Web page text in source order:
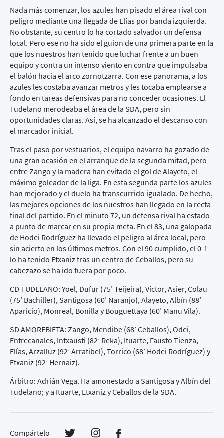
Nada más comenzar, los azules han pisado el área rival con
peligro mediante una llegada de Elías por banda izquierda.
No obstante, su centro lo ha cortado salvador un defensa
local. Pero ese no ha sido el guion de una primera parte en la
que los nuestros han tenido que luchar frente a un buen
equipo y contra un intenso viento en contra que impulsaba
el balón hacia el arco zornotzarra. Con ese panorama, a los
azules les costaba avanzar metros y les tocaba emplearse a
fondo en tareas defensivas para no conceder ocasiones. El
Tudelano merodeaba el área de la SDA, pero sin
oportunidades claras. Así, se ha alcanzado el descanso con
el marcador inicial.
Tras el paso por vestuarios, el equipo navarro ha gozado de
una gran ocasión en el arranque de la segunda mitad, pero
entre Zango y la madera han evitado el gol de Alayeto, el
máximo goleador de la liga. En esta segunda parte los azules
han mejorado y el duelo ha transcurrido igualado. De hecho,
las mejores opciones de los nuestros han llegado en la recta
final del partido. En el minuto 72, un defensa rival ha estado
a punto de marcar en su propia meta. En el 83, una galopada
de Hodei Rodríguez ha llevado el peligro al área local, pero
sin acierto en los últimos metros. Con el 90 cumplido, el 0-1
lo ha tenido Etxaniz tras un centro de Ceballos, pero su
cabezazo se ha ido fuera por poco.
CD TUDELANO: Yoel, Dufur (75’ Teijeira), Víctor, Asier, Colau
(75’ Bachiller), Santigosa (60’ Naranjo), Alayeto, Albín (88’
Aparicio), Monreal, Bonilla y Bouguettaya (60’ Manu Vila).
SD AMOREBIETA: Zango, Mendibe (68’ Ceballos), Odei,
Entrecanales, Intxausti (82’ Reka), Ituarte, Fausto Tienza,
Elías, Arzalluz (92’ Arratibel), Torrico (68’ Hodei Rodríguez) y
Etxaniz (92’ Hernaiz).
Árbitro: Adrián Vega. Ha amonestado a Santigosa y Albín del
Tudelano; y a Ituarte, Etxaniz y Ceballos de la SDA.
Compártelo